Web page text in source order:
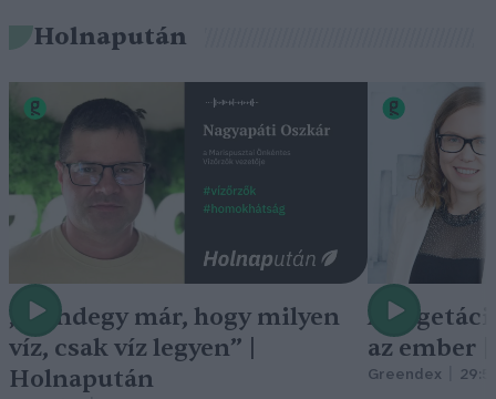
Holnapután
„Mindegy már, hogy milyen
víz, csak víz legyen” |
Holnapután
A
az ember
Greendex